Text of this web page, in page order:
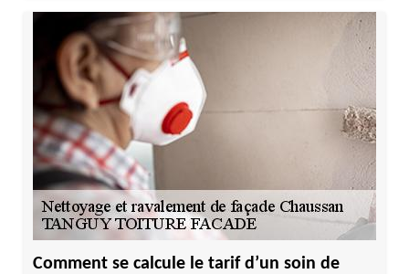
Comment se calcule le tarif d’un soin de